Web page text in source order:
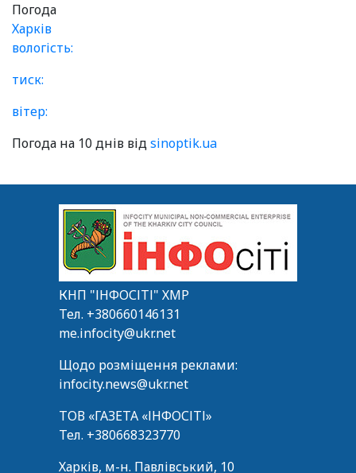
Погода
Харків
вологість:
тиск:
вітер:
Погода на 10 днів відsinoptik.ua
КНП "ІНФОСІТІ" ХМР
Тел. +380660146131
me.infocity@ukr.net
Щодо розміщення реклами:
infocity.news@ukr.net
ТОВ «ГАЗЕТА «ІНФОСІТІ»
Тел. +380668323770
Харків, м-н. Павлівський, 10